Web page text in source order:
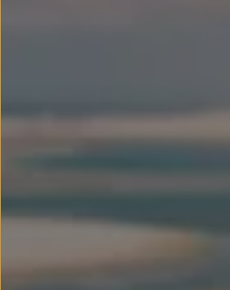
Transporte
Entretenimiento
Carga
Tu coche conectado
Luces de advertencia